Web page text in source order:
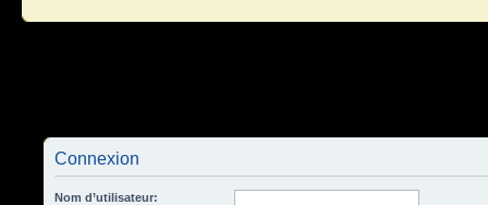
Connexion
Nom d’utilisateur: